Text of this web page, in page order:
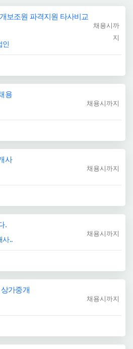
보조원 파격지원 타사비교
인
채용시까
지
용
채용시까지
사
채용시까지
.
사..
채용시까지
가중개
채용시까지